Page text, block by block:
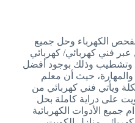
الكهرباء وحل جميع
فني كهربائي/ كهربائي
وتشطيب وذلك بوجود أفضل
حيث أن معلم
ويأتي فني كهربائي من
على دراية كاملة بحل
الأدوات الكهربائية